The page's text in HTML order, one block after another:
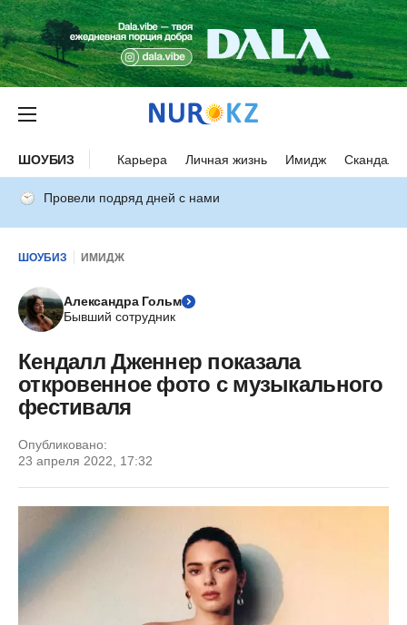
ШОУБИЗ Карьера Личная жизнь Имидж Скандалы
Провели подряд дней с нами
ШОУБИЗ ИМИДЖ
Александра Гольм
Бывший сотрудник
Кендалл Дженнер показала
откровенное фото с музыкального
фестиваля
Опубликовано:
23 апреля 2022, 17:32